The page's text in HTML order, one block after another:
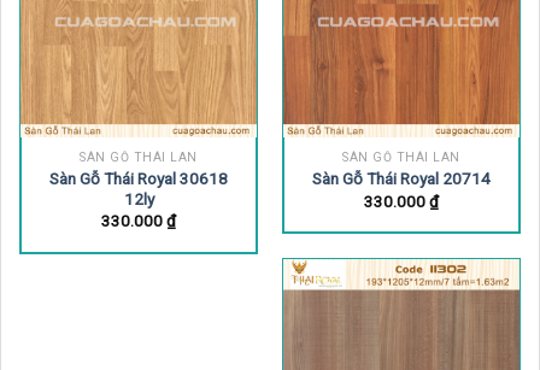
Sàn Gỗ Thái Royal 30618
12ly
330.000
Sàn Gỗ Thái Royal 20714
330.000
₫